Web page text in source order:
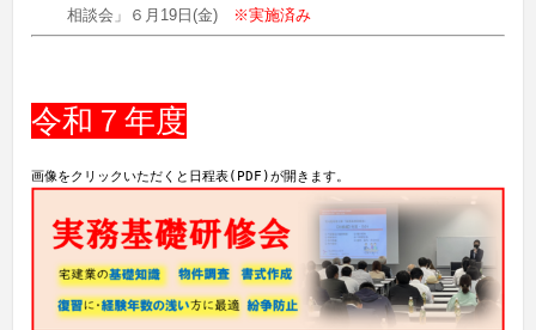
相談会」６月19日(金)
※実施済み
令和７年度
画像をクリックいただくと日程表(PDF)が開きます。